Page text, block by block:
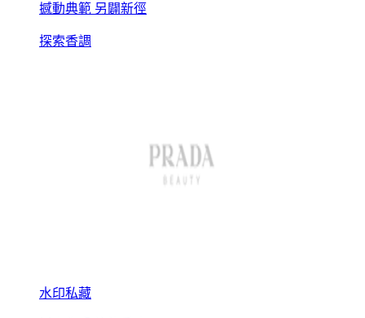
撼動典範 另闢新徑
探索香調
水印私藏